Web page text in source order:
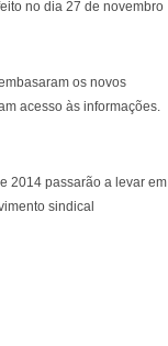
no dia 27 de novembro
os novos
acesso às informações.
2014 passarão a levar em
sindical